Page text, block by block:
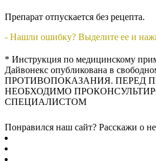
Препарат отпускается без рецепта.
- Нашли ошибку? Выделите ее и
* Инструкция по медицинскому
Дайвонекс опубликована в
ПРОТИВОПОКАЗАНИЯ. ПЕРЕД
НЕОБХОДИМО
СПЕЦИАЛИСТОМ
Понравился наш сайт? Расскажи о